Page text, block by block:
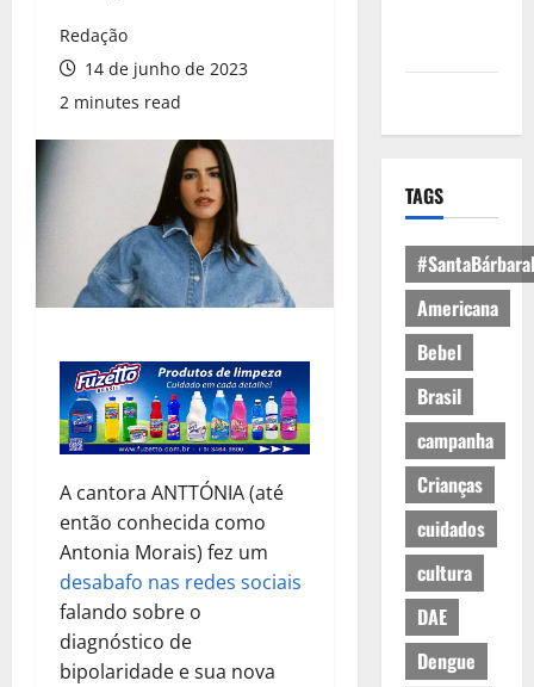
Redação
14 de junho de 2023
2 minutes read
A cantora ANTTÓNIA (até
então conhecida como
Antonia Morais) fez um
desabafo nas redes sociais
falando sobre o
diagnóstico de
bipolaridade e sua nova
TAGS
Americana
Bebel
Brasil
campanha
Crianças
cuidados
cultura
DAE
Dengue